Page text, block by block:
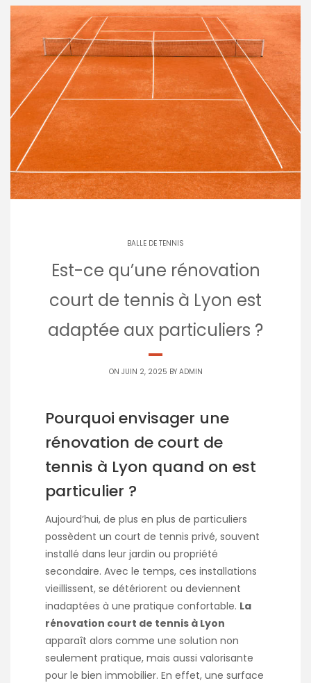
BALLE DE TENNIS
Est-ce qu’une rénovation
court de tennis à Lyon est
adaptée aux particuliers ?
ON JUIN 2, 2025 BY ADMIN
Pourquoi envisager une
rénovation de court de
tennis à Lyon quand on est
particulier ?
Aujourd’hui, de plus en plus de particuliers
possèdent un court de tennis privé, souvent
installé dans leur jardin ou propriété
secondaire. Avec le temps, ces installations
vieillissent, se détériorent ou deviennent
inadaptées à une pratique confortable. La
rénovation court de tennis à Lyon
apparaît alors comme une solution non
seulement pratique, mais aussi valorisante
pour le bien immobilier. En effet, une surface